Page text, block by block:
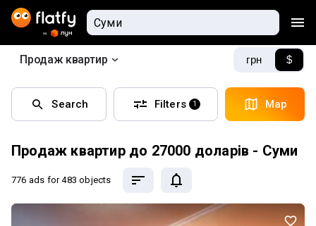
Продаж квартир грн $
Search Filters 1 Map
Продаж квартир до 27000 доларів - Суми
776 ads for 483 objects